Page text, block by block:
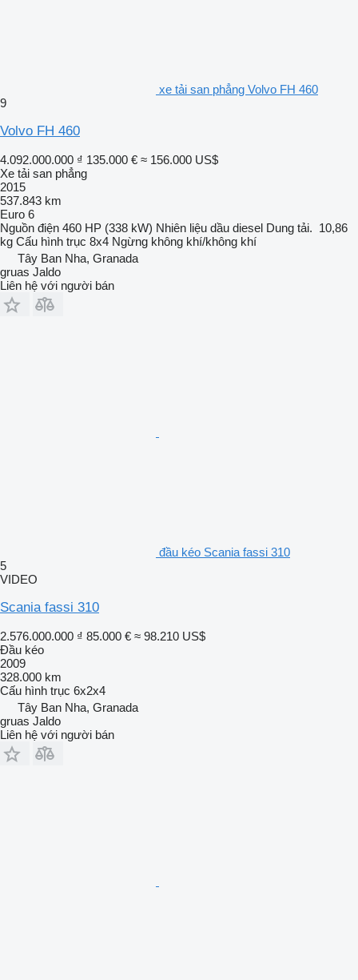
xe tải san phẳng Volvo FH 460
9
Volvo FH 460
4.092.000.000 ₫ 135.000 € ≈ 156.000 US$
Xe tải san phẳng
2015
537.843 km
Euro 6
Nguồn điện 460 HP (338 kW) Nhiên liệu dầu diesel Dung tải. 10,86
kg Cấu hình trục 8x4 Ngừng không khí/không khí
Tây Ban Nha, Granada
gruas Jaldo
Liên hệ với người bán
đầu kéo Scania fassi 310
5
VIDEO
Scania fassi 310
2.576.000.000 ₫ 85.000 € ≈ 98.210 US$
Đầu kéo
2009
328.000 km
Cấu hình trục 6x2x4
Tây Ban Nha, Granada
gruas Jaldo
Liên hệ với người bán